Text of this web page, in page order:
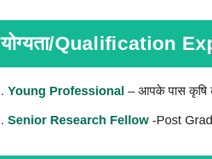
योग्यता/Qualification
Young Professional – आपके पास कृषि के
Senior Research Fellow -Post